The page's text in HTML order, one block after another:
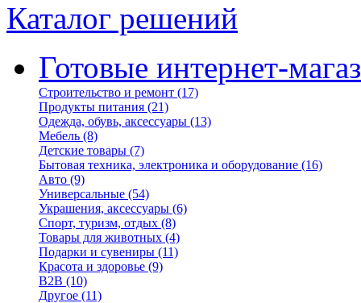
Каталог решений
Готовые интернет-
Строительство и ремонт (17)
Продукты питания (21)
Одежда, обувь, аксессуары (13)
Мебель (8)
Детские товары (7)
Бытовая техника, электроника и оборудование (16)
Авто (9)
Универсальные (54)
Украшения, аксессуары (6)
Спорт, туризм, отдых (8)
Товары для животных (4)
Подарки и сувениры (11)
Красота и здоровье (9)
B2B (10)
Другое (11)